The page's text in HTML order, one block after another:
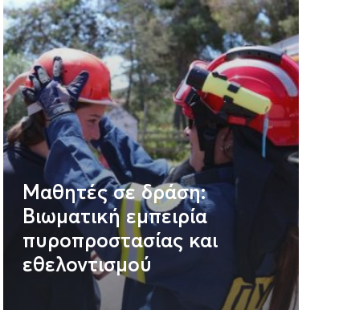
Μαθητές σε δράση:
Βιωματική εμπειρία
πυροπροστασίας και
εθελοντισμού